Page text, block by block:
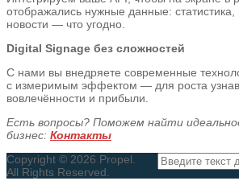
отображались нужные данные:
новости — что угодно.
Digital Signage без сложностей
С нами вы внедряете современные
с измеримым эффектом — для роста
вовлечённости и прибыли.
Есть вопросы? Поможем найти
бизнес: Контакты
Copyright © 2026 Propel.
All Rights Reserved.